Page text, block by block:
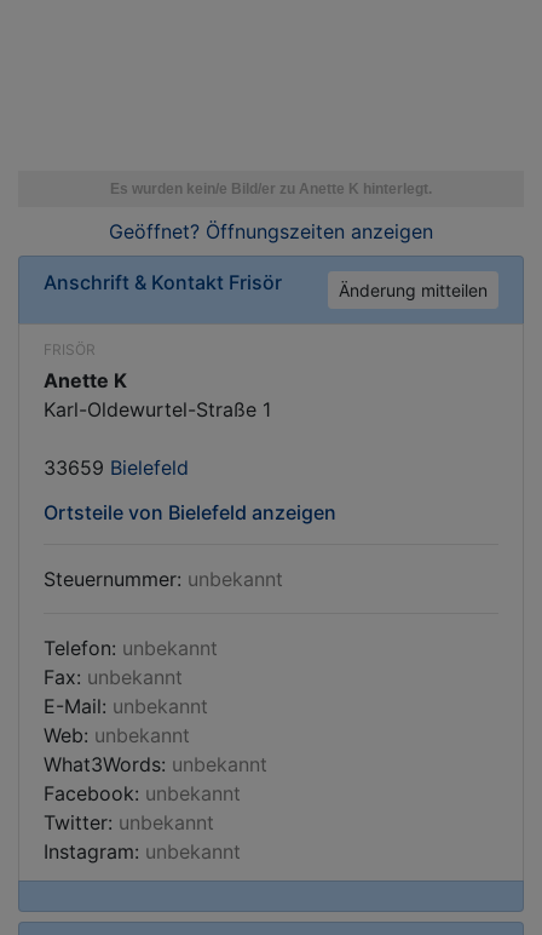
Geöffnet? Öffnungszeiten anzeigen
Anschrift & Kontakt Frisör Änderung mitteilen
FRISÖR
Anette K
Karl-Oldewurtel-Straße 1
33659 Bielefeld
Ortsteile von Bielefeld anzeigen
Steuernummer: unbekannt
Telefon: unbekannt
Fax: unbekannt
E-Mail: unbekannt
Web: unbekannt
What3Words: unbekannt
Facebook: unbekannt
Twitter: unbekannt
Instagram: unbekannt